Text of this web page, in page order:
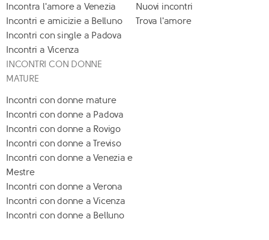
Incontra l'amore a Venezia
Incontri e amicizie a Belluno
Incontri con single a Padova
Incontri a Vicenza
Nuovi incontri
Trova l'amore
INCONTRI CON DONNE
MATURE
Incontri con donne mature
Incontri con donne a Padova
Incontri con donne a Rovigo
Incontri con donne a Treviso
Incontri con donne a Venezia e
Mestre
Incontri con donne a Verona
Incontri con donne a Vicenza
Incontri con donne a Belluno